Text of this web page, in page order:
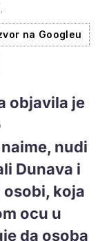
na Googleu
objavila je
nudi
Dunava i
koja
ocu u
da osoba